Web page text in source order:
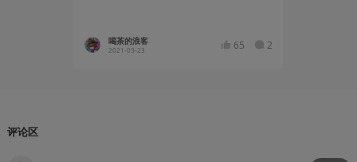
喝茶的浪客
2021-03-23 65 2
评论区